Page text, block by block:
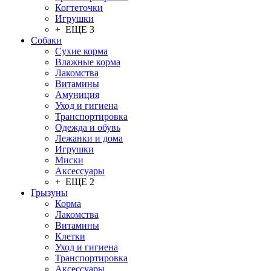
Когтеточки
Игрушки
+ ЕЩЕ 3
Собаки
Сухие корма
Влажные корма
Лакомства
Витамины
Амуниция
Уход и гигиена
Транспортировка
Одежда и обувь
Лежанки и дома
Игрушки
Миски
Аксессуары
+ ЕЩЕ 2
Грызуны
Корма
Лакомства
Витамины
Клетки
Уход и гигиена
Транспортировка
Аксессуары